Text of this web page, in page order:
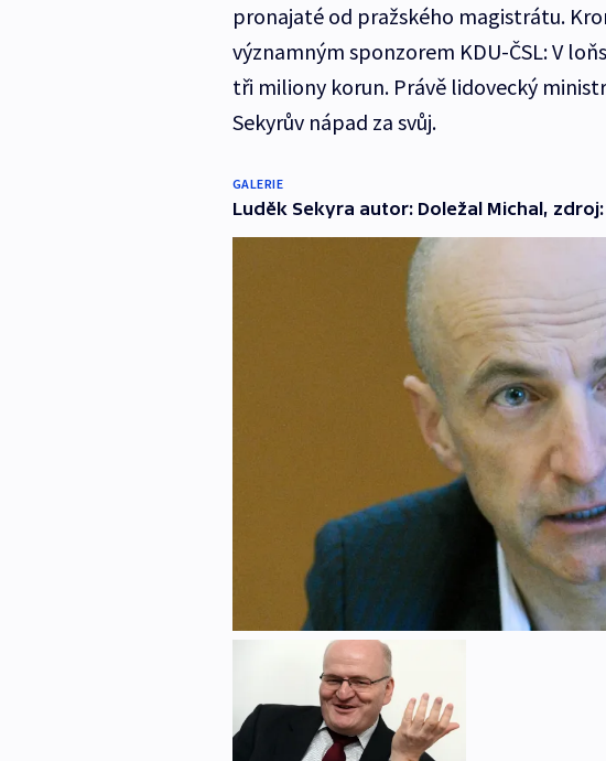
pronajaté od pražského magistrátu.
významným sponzorem KDU-ČSL: V
tři miliony korun. Právě lidovecký
Sekyrův nápad za svůj.
GALERIE
Luděk Sekyra autor: Doležal Michal, zdroj: